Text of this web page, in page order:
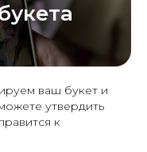
ваш букет и
утвердить
к